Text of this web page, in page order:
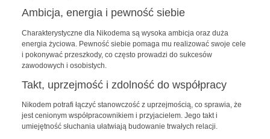
Ambicja, energia i pewność siebie
Charakterystyczne dla Nikodema są wysoka ambicja oraz duża
energia życiowa. Pewność siebie pomaga mu realizować swoje cele
i pokonywać przeszkody, co często prowadzi do sukcesów
zawodowych i osobistych.
Takt, uprzejmość i zdolność do współpracy
Nikodem potrafi łączyć stanowczość z uprzejmością, co sprawia, że
jest cenionym współpracownikiem i przyjacielem. Jego takt i
umiejętność słuchania ułatwiają budowanie trwałych relacji.